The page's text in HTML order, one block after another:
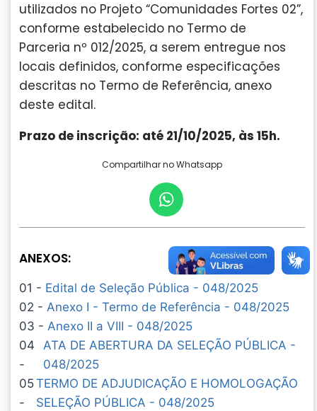
utilizados no Projeto “Comunidades Fortes 02”,
conforme estabelecido no Termo de
Parceria nº 012/2025, a serem entregue nos
locais definidos, conforme especificações
descritas no Termo de Referência, anexo
deste edital.
Prazo de inscrição: até 21/10/2025, às 15h.
Compartilhar no Whatsapp
ANEXOS:
01 - Edital de Seleção Pública - 048/2025
02 - Anexo I - Termo de Referência - 048/2025
03 - Anexo II a VIII - 048/2025
04
-
ATA DE ABERTURA DA SELEÇÃO PÚBLICA -
048/2025
05
-
TERMO DE ADJUDICAÇÃO E HOMOLOGAÇÃO
SELEÇÃO PÚBLICA - 048/2025